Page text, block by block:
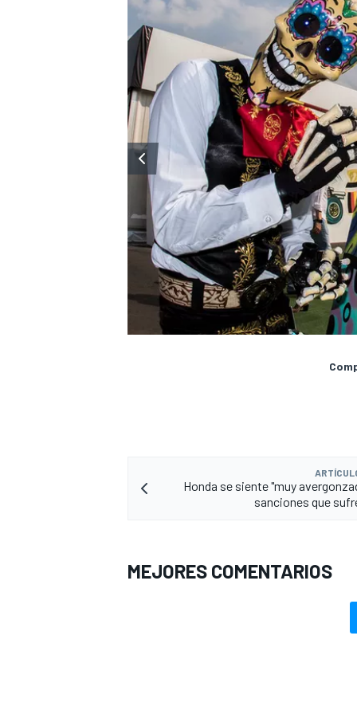
Honda se siente "muy
sanciones que
MEJORES COMENTARIOS